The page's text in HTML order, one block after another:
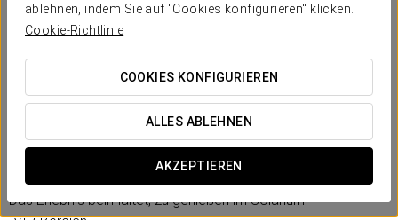
ablehnen, indem Sie auf "Cookies konfigurieren" klicken.
Cookie-Richtlinie
COOKIES KONFIGURIEREN
ALLES ABLEHNEN
AKZEPTIEREN
VIP-Zutritt zum Pool
dieser exklusiven Promotion. Genießen Sie unseren eleganten
VIP-Pool-Solarium-Bereich, einen privilegierten Ort, an dem
Sie die besten Ausblicke auf die Stadt genießen können,
während Sie die vom Barkeeper des Hotels zubereiteten
Das Erlebnis beinhaltet, zu genießen im Solarium: